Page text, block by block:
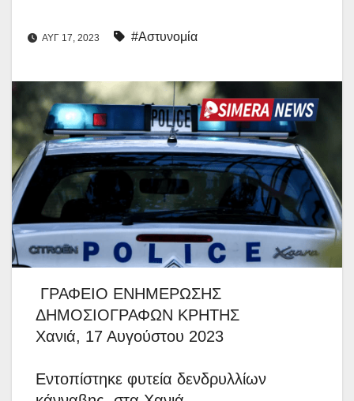
ΑΥΓ 17, 2023 #Αστυνομία
ΓΡΑΦΕΙΟ ΕΝΗΜΕΡΩΣΗΣ
ΔΗΜΟΣΙΟΓΡΑΦΩΝ ΚΡΗΤΗΣ
Χανιά, 17 Αυγούστου 2023
Εντοπίστηκε φυτεία δενδρυλλίων